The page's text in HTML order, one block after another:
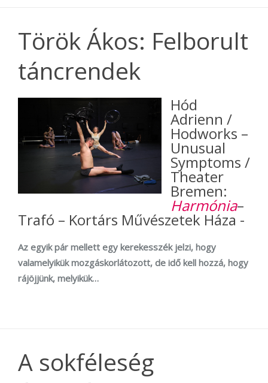
Török Ákos: Felborult
táncrendek
Hód
Adrienn /
Hodworks –
Unusual
Symptoms /
Theater
Bremen:
Harmónia–
Trafó – Kortárs Művészetek Háza -
Az egyik pár mellett egy kerekesszék jelzi, hogy
valamelyikük mozgáskorlátozott, de idő kell hozzá, hogy
rájöjjünk, melyikük…
A sokféleség